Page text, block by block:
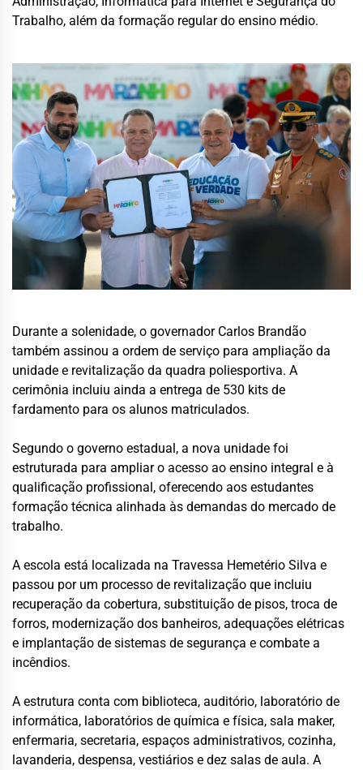
Trabalho, além da formação regular do ensino médio.
Durante a solenidade, o governador Carlos Brandão
também assinou a ordem de serviço para ampliação da
unidade e revitalização da quadra poliesportiva. A
cerimônia incluiu ainda a entrega de 530 kits de
fardamento para os alunos matriculados.
Segundo o governo estadual, a nova unidade foi
estruturada para ampliar o acesso ao ensino integral e à
qualificação profissional, oferecendo aos estudantes
formação técnica alinhada às demandas do mercado de
trabalho.
A escola está localizada na Travessa Hemetério Silva e
passou por um processo de revitalização que incluiu
recuperação da cobertura, substituição de pisos, troca de
forros, modernização dos banheiros, adequações elétricas
e implantação de sistemas de segurança e combate a
incêndios.
A estrutura conta com biblioteca, auditório, laboratório de
informática, laboratórios de química e física, sala maker,
enfermaria, secretaria, espaços administrativos, cozinha,
lavanderia, despensa, vestiários e dez salas de aula. A